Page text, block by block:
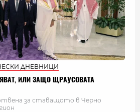
ДНЕВНИЦИ
ИЛИ ЗАЩО ЩРАУСОВАТА
за ставащото в Черно